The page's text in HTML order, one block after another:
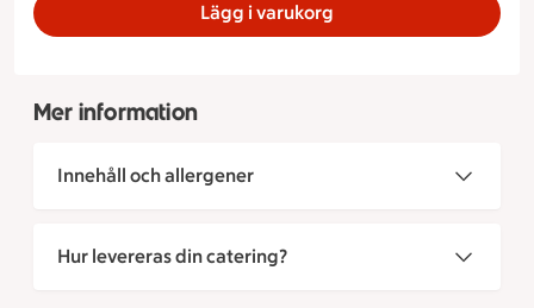
Lägg i varukorg
Mer information
Innehåll och allergener
Hur levereras din catering?